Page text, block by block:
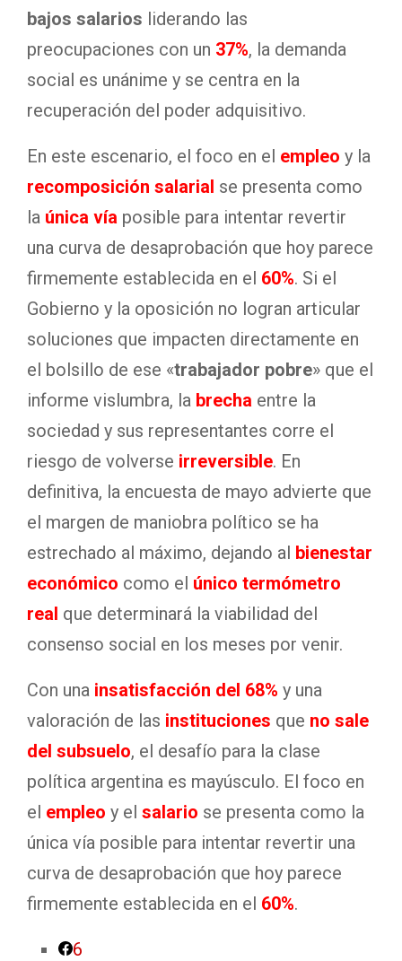
bajos salarios liderando las
preocupaciones con un 37%, la demanda
social es unánime y se centra en la
recuperación del poder adquisitivo.
En este escenario, el foco en el empleo y la
recomposición salarial se presenta como
la única vía posible para intentar revertir
una curva de desaprobación que hoy parece
firmemente establecida en el 60%. Si el
Gobierno y la oposición no logran articular
soluciones que impacten directamente en
el bolsillo de ese «trabajador pobre» que el
informe vislumbra, la brecha entre la
sociedad y sus representantes corre el
riesgo de volverse irreversible. En
definitiva, la encuesta de mayo advierte que
el margen de maniobra político se ha
estrechado al máximo, dejando al bienestar
económico como el único termómetro
real que determinará la viabilidad del
consenso social en los meses por venir.
Con una insatisfacción del 68% y una
valoración de las instituciones que no sale
del subsuelo, el desafío para la clase
política argentina es mayúsculo. El foco en
el empleo y el salario se presenta como la
única vía posible para intentar revertir una
curva de desaprobación que hoy parece
firmemente establecida en el 60%.
6